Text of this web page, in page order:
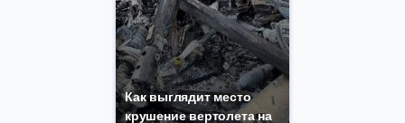
Как выглядит место
крушение вертолета на